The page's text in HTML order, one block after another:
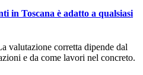
in Toscana è adatto a qualsiasi
valutazione corretta dipende dal
e da come lavori nel concreto.